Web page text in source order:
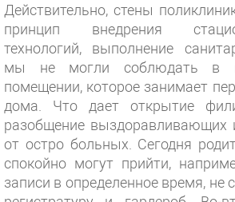
Действительно, стены
принцип внедрения
технологий, выполнение
мы не могли соблюдать в
помещении, которое занимает
дома. Что дает открытие
разобщение выздоравливающих
от остро больных. Сегодня
спокойно могут прийти,
записи в определенное время, не